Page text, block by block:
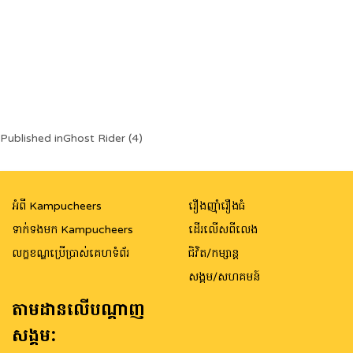
Post
navigation
Published inGhost Rider (4)
អំពី Kampucheers
ទាក់ទងមក Kampucheers
លក្ខខណ្ឌប្រើប្រាស់គេហទំព័រ
រឿងញ៉ាំរឿងធំ
ដើរលើសពីលេង
ជិវិត/កម្សាន្ត
សង្គម/សហគមន៍
តាមដានលើបណ្តាញ
សង្គម: